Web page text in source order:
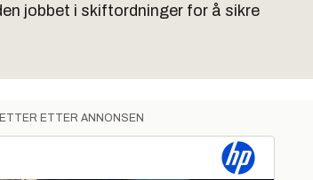
jobbet i skiftordninger for å sikre
ETTER ANNONSEN